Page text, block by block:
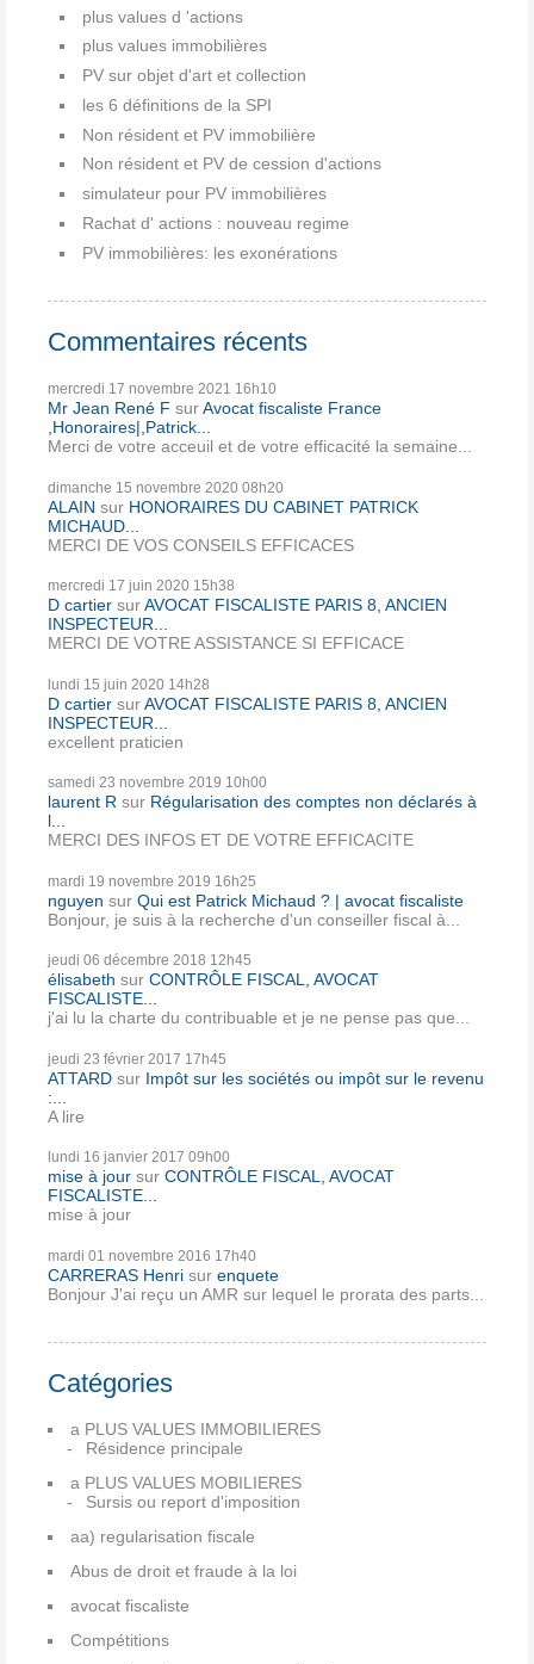
plus values d 'actions
plus values immobilières
PV sur objet d'art et collection
les 6 définitions de la SPI
Non résident et PV immobilière
Non résident et PV de cession d'actions
simulateur pour PV immobilières
Rachat d' actions : nouveau regime
PV immobilières: les exonérations
Commentaires récents
mercredi 17 novembre 2021 16h10
Mr Jean René F surAvocat fiscaliste France
,Honoraires|,Patrick...
Merci de votre acceuil et de votre efficacité la semaine...
dimanche 15 novembre 2020 08h20
ALAIN sur HONORAIRES DU CABINET PATRICK
MICHAUD...
MERCI DE VOS CONSEILS EFFICACES
mercredi 17 juin 2020 15h38
D cartier surAVOCAT FISCALISTE PARIS 8, ANCIEN
INSPECTEUR...
MERCI DE VOTRE ASSISTANCE SI EFFICACE
lundi 15 juin 2020 14h28
D cartier surAVOCAT FISCALISTE PARIS 8, ANCIEN
INSPECTEUR...
excellent praticien
samedi 23 novembre 2019 10h00
laurent R sur Régularisation des comptes non déclarés à
l...
MERCI DES INFOS ET DE VOTRE EFFICACITE
mardi 19 novembre 2019 16h25
nguyen sur Qui est Patrick Michaud ? | avocat fiscaliste
Bonjour, je suis à la recherche d'un conseiller fiscal à...
jeudi 06 décembre 2018 12h45
élisabeth sur CONTRÔLE FISCAL, AVOCAT
FISCALISTE...
j'ai lu la charte du contribuable et je ne pense pas que...
jeudi 23 février 2017 17h45
ATTARD sur Impôt sur les sociétés ou impôt sur le revenu
:...
A lire
lundi 16 janvier 2017 09h00
mise à jour sur CONTRÔLE FISCAL, AVOCAT
FISCALISTE...
mise à jour
mardi 01 novembre 2016 17h40
CARRERAS Henri sur enquete
Bonjour J'ai reçu un AMR sur lequel le prorata des parts...
Catégories
a PLUS VALUES IMMOBILIERES
Résidence principale
a PLUS VALUES MOBILIERES
Sursis ou report d'imposition
aa) regularisation fiscale
Abus de droit et fraude à la loi
avocat fiscaliste
Compétitions